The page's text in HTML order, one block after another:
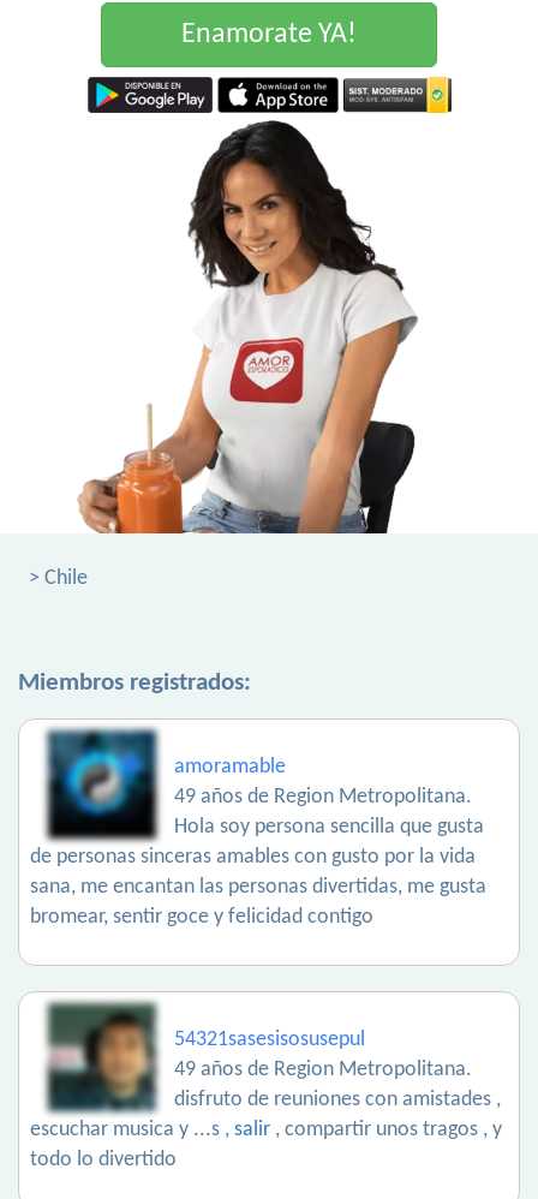
Enamorate YA!
> Chile
Miembros registrados:
amoramable
49 años de Region Metropolitana.
Hola soy persona sencilla que gusta
de personas sinceras amables con gusto por la vida
sana, me encantan las personas divertidas, me gusta
bromear, sentir goce y felicidad contigo
54321sasesisosusepul
49 años de Region Metropolitana.
disfruto de reuniones con amistades ,
escuchar musica y ...s , salir , compartir unos tragos , y
todo lo divertido